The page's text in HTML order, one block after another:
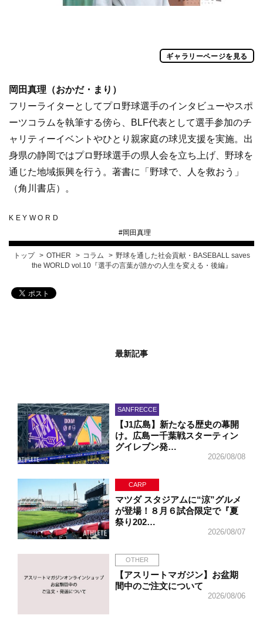
ギャラリーページを見る
岡田真理（おかだ・まり）
フリーライターとしてプロ野球選手のインタビューやスポ
ーツコラムを執筆する傍ら、BLF代表として選手参加のチ
ャリティーイベントやひとり親家庭の球児支援を実施。出
身県の静岡ではプロ野球選手の県人会を立ち上げ、野球を
通じた地域振興を行う。著書に「野球で、人を救おう」
（角川書店）。
KEYWORD
#岡田真理
トップ OTHER コラム
野球を通した社会貢献・BASEBALL saves
the WORLD vol.10『選手の言葉が誰かの人生を変える・後編』
最新記事
SANFRECCE
【J1広島】新たなる歴史の幕開
け。広島ー千葉戦スターティン
グイレブン発…
2026/08/08
CARP
マツダ スタジアムに“涼”グルメ
が登場！８月６試合限定で『夏
祭り202…
2026/08/07
OTHER
【アスリートマガジン】お盆期
間中のご注文について
2026/08/06